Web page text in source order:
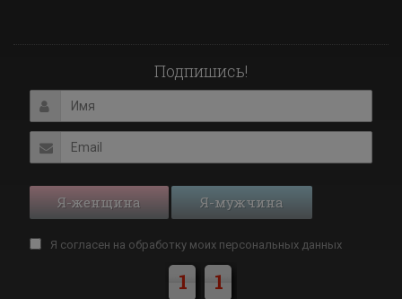
Подпишись!
Я-женщина Я-мужчина
Я согласен на обработку моих персональных данных
1 1